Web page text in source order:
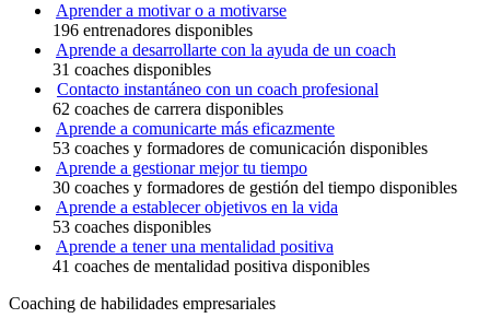
Aprender a motivar o a motivarse
196 entrenadores disponibles
Aprende a desarrollarte con la ayuda de un coach
31 coaches disponibles
Contacto instantáneo con un coach profesional
62 coaches de carrera disponibles
Aprende a comunicarte más eficazmente
53 coaches y formadores de comunicación disponibles
Aprende a gestionar mejor tu tiempo
30 coaches y formadores de gestión del tiempo disponibles
Aprende a establecer objetivos en la vida
53 coaches disponibles
Aprende a tener una mentalidad positiva
41 coaches de mentalidad positiva disponibles
Coaching de habilidades empresariales